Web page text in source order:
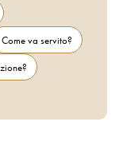
Come va servito?